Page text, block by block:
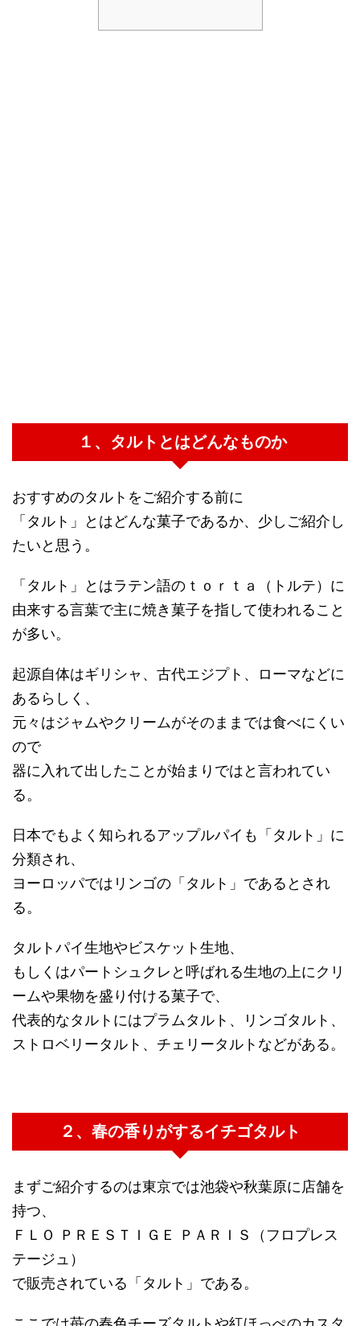
１、タルトとはどんなものか
おすすめのタルトをご紹介する前に
「タルト」とはどんな菓子であるか、少しご紹介し
たいと思う。
「タルト」とはラテン語のｔｏｒｔａ（トルテ）に
由来する言葉で主に焼き菓子を指して使われること
が多い。
起源自体はギリシャ、古代エジプト、ローマなどに
あるらしく、
元々はジャムやクリームがそのままでは食べにくい
ので
器に入れて出したことが始まりではと言われてい
る。
日本でもよく知られるアップルパイも「タルト」に
分類され、
ヨーロッパではリンゴの「タルト」であるとされ
る。
タルトパイ生地やビスケット生地、
もしくはパートシュクレと呼ばれる生地の上にクリ
ームや果物を盛り付ける菓子で、
代表的なタルトにはプラムタルト、リンゴタルト、
ストロベリータルト、チェリータルトなどがある。
２、春の香りがするイチゴタルト
まずご紹介するのは東京では池袋や秋葉原に店舗を
持つ、
ＦＬＯ ＰＲＥＳＴＩＧＥ ＰＡＲＩＳ（フロプレス
テージュ）
で販売されている「タルト」である。